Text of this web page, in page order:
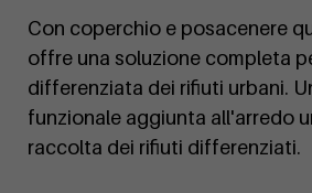
Con coperchio e posacenere
offre una soluzione completa
differenziata dei rifiuti urbani.
funzionale aggiunta all'arredo
raccolta dei rifiuti differenziati.